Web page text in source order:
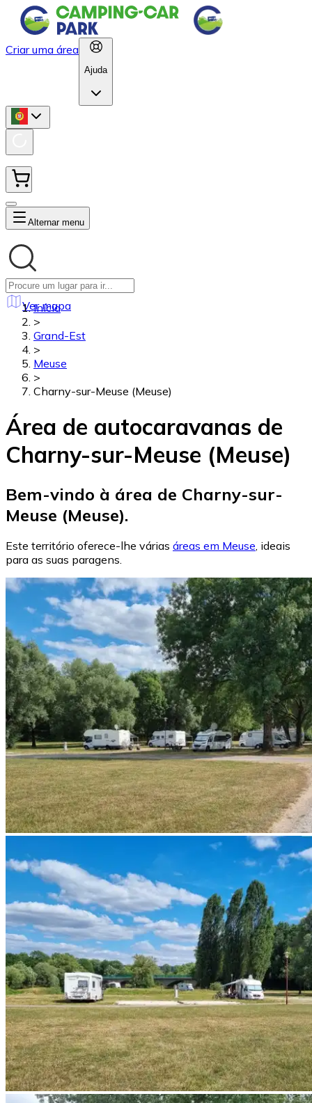
Criar uma área
Ajuda
Alternar menu
Ver mapa
Início
>
Grand-Est
>
Meuse
>
Charny-sur-Meuse (Meuse)
Área de autocaravanas de
Charny-sur-Meuse (Meuse)
Bem-vindo à área de Charny-sur-
Meuse (Meuse).
Este território oferece-lhe várias áreas em Meuse, ideais
para as suas paragens.